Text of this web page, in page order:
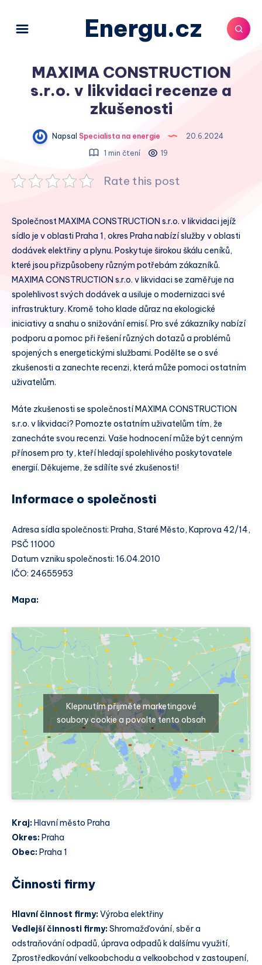
Energu.cz
MAXIMA CONSTRUCTION
s.r.o. v likvidaci recenze a
zkušenosti
Napsal Specialista na energie
20.6.2024
1 min čtení
19
Rate this post
Společnost MAXIMA CONSTRUCTION s.r.o. v likvidaci jejíž
sídlo je v oblasti Praha 1, okres Praha nabízí služby v oblasti
dodávek elektřiny a plynu. Poskytuje širokou škálu ceníků,
které jsou přizpůsobeny různým potřebám zákazníků.
MAXIMA CONSTRUCTION s.r.o. v likvidaci se zaměřuje na
spolehlivost svých dodávek a usiluje o modernizaci své
infrastruktury. Kromě toho klade důraz na ekologické
iniciativy a snahu o snižování emisí. Pro své zákazníky nabízí
podporu a pomoc při řešení různých dotazů a problémů
spojených s energetickými službami. Podělte se o své
zkušenosti a zanechte recenzi, která může pomoci ostatním
uživatelům.
Máte zkušenosti se společností MAXIMA CONSTRUCTION
s.r.o. v likvidaci? Pomozte ostatním uživatelům tím, že
zanecháte svou recenzi. Vaše hodnocení může být cenným
přínosem pro ty, kteří hledají spolehlivého poskytovatele
energií. Děkujeme, že sdílíte své zkušenosti!
Informace o společnosti
Adresa sídla společnosti: Praha, Staré Město, Kaprova 42/14,
PSČ 11000
Datum vzniku společnosti: 16.04.2010
IČO: 24655953
Mapa:
Klepnutím přijměte marketingové
soubory cookie a povolte tento obsah
Kraj: Hlavní město Praha
Okres: Praha
Obec: Praha 1
Činnosti firmy
Hlavní činnost firmy:Výroba elektřiny
Vedlejší činnosti firmy:Shromažďování, sběr a
odstraňování odpadů, úprava odpadů k dalšímu využití,
Zprostředkování velkoobchodu a velkoobchod v zastoupení,